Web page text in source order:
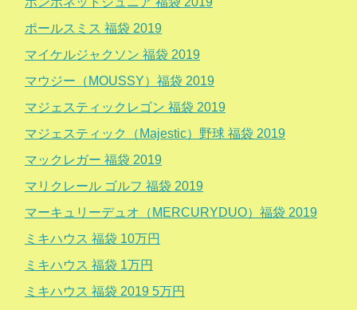
ポールスミス 福袋 2019
マイケルジャクソン 福袋 2019
マウジー（MOUSSY）福袋 2019
マジェスティックレゴン 福袋 2019
マジェスティック（Majestic）野球 福袋 2019
マックレガー 福袋 2019
マリクレール ゴルフ 福袋 2019
マーキュリーデュオ（MERCURYDUO）福袋 2019
ミキハウス 福袋 10万円
ミキハウス 福袋 1万円
ミキハウス 福袋 2019 5万円